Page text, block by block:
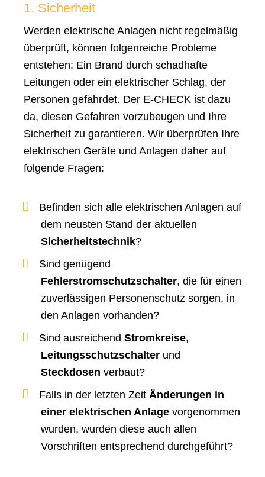
1. Sicherheit
Werden elektrische Anlagen nicht regelmäßig
überprüft, können folgenreiche Probleme
entstehen: Ein Brand durch schadhafte
Leitungen oder ein elektrischer Schlag, der
Personen gefährdet. Der E-CHECK ist dazu
da, diesen Gefahren vorzubeugen und Ihre
Sicherheit zu garantieren. Wir überprüfen Ihre
elektrischen Geräte und Anlagen daher auf
folgende Fragen:
Befinden sich alle elektrischen Anlagen auf
dem neusten Stand der aktuellen
Sicherheitstechnik?
Sind genügend
Fehlerstromschutzschalter, die für einen
zuverlässigen Personenschutz sorgen, in
den Anlagen vorhanden?
Sind ausreichend Stromkreise,
Leitungsschutzschalter und
Steckdosen verbaut?
Falls in der letzten Zeit Änderungen in
einer elektrischen Anlage vorgenommen
wurden, wurden diese auch allen
Vorschriften entsprechend durchgeführt?